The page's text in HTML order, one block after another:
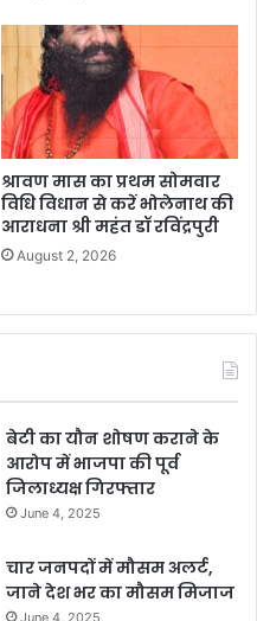
श्रावण मास का प्रथम सोमवार
विधि विधान से करें भोलेनाथ की
आराधना श्री महंत डॉ रविंद्रपुरी
August 2, 2026
बेटी का यौन शोषण कराने के
आरोप में भाजपा की पूर्व
जिलाध्यक्ष गिरफ्तार
June 4, 2025
चार जनपदों में मौसम अलर्ट,
जाने देश भर का मौसम मिजाज
June 4, 2025